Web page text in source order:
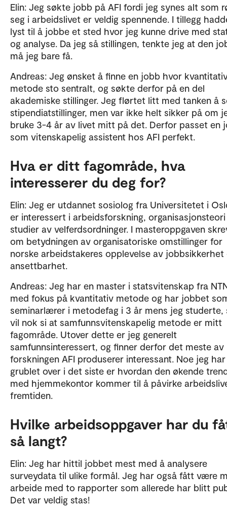
Elin: Jeg søkte jobb på AFI fordi jeg synes alt som
seg i arbeidslivet er veldig spennende. I tillegg
lyst til å jobbe et sted hvor jeg kunne drive med
og analyse. Da jeg så stillingen, tenkte jeg at den
må jeg bare få.
Andreas: Jeg ønsket å finne en jobb hvor
metode sto sentralt, og søkte derfor på en del
akademiske stillinger. Jeg flørtet litt med tanken å
stipendiatstillinger, men var ikke helt sikker på om
bruke 3-4 år av livet mitt på det. Derfor passet en
som vitenskapelig assistent hos AFI perfekt.
Hva er ditt fagområde, hva
interesserer du deg for?
Elin: Jeg er utdannet sosiolog fra Universitetet i
er interessert i arbeidsforskning,
studier av velferdsordninger. I masteroppgaven
om betydningen av organisatoriske omstillinger for
norske arbeidstakeres opplevelse av jobbsikkerhet
ansettbarhet.
Andreas: Jeg har en master i statsvitenskap fra
med fokus på kvantitativ metode og har jobbet
seminarlærer i metodefag i 3 år mens jeg studerte,
vil nok si at samfunnsvitenskapelig metode er mitt
fagområde. Utover dette er jeg generelt
samfunnsinteressert, og finner derfor det meste av
forskningen AFI produserer interessant. Noe jeg har
grublet over i det siste er hvordan den økende
med hjemmekontor kommer til å påvirke
fremtiden.
Hvilke arbeidsoppgaver har du
så langt?
Elin: Jeg har hittil jobbet mest med å analysere
surveydata til ulike formål. Jeg har også fått være
arbeide med to rapporter som allerede har blitt
Det var veldig stas!